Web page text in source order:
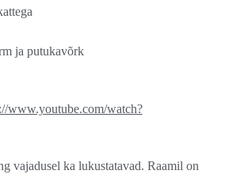
ja putukavõrk
www.youtube.com/watch?
vajadusel ka lukustatavad. Raamil on